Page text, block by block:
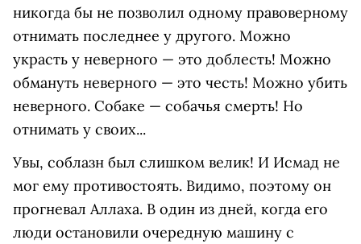
никогда бы не позволил одному правоверному
отнимать последнее у другого. Можно
украсть у неверного — это доблесть! Можно
обмануть неверного — это честь! Можно убить
неверного. Собаке — собачья смерть! Но
отнимать у своих...
Увы, соблазн был слишком велик! И Исмад не
мог ему противостоять. Видимо, поэтому он
прогневал Аллаха. В один из дней, когда его
люди остановили очередную машину с